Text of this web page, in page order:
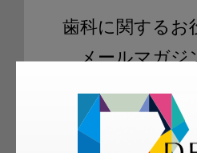
歯科に関するお
メールマガジ
ご登録いただいた職